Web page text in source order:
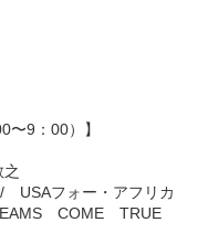
〜9：00）】
フォー・アフリカ
COME TRUE